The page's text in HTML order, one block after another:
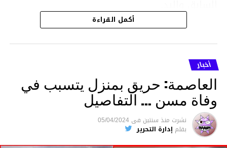
هذا وقد تمكن أعوان مركز الأمن الوطني بحي
هلال في توقيت قياسي من محاصرة المشتبه به
والقبض عليه وإحالته على التحقيق في خصوص
ما نُسبه إليه.
متابعة
قسم الاخبار
أكمل القراءة
أخبار
العاصمة: حريق بمنزل يتسبب في
وفاة مسن … التفاصيل
نشرت منذ سنتين فى 05/04/2024
بقلم إدارة التحرير